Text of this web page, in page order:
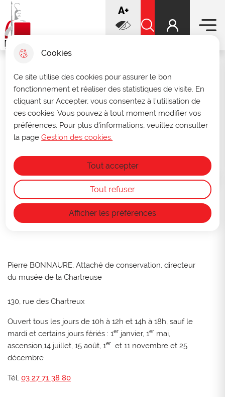
Cookies
Ce site utilise des cookies pour assurer le bon
fonctionnement et réaliser des statistiques de visite. En
cliquant sur Accepter, vous consentez à l'utilisation de
ces cookies. Vous pouvez à tout moment modifier vos
préférences. Pour plus d'informations, veuillez consulter
la pageGestion des cookies.
Afficher les préférences
Tout accepter
Tout refuser
au
menu
Aller au
contenu
principal
plan du
Infos ouverture des archives
municipales
Du 27 au 31 juillet, les archives seront
consultables uniquement sur rendez-vous
au 03 27 93 58 47ou par mail à
archives@ville-douai.fr
15 août.
Ville de Douai
decrease font
increase font
A+
Rechercher sur le
Musée de la Chartreuse
Accueil
Pierre BONNAURE, Attaché de conservation, directeur
du musée de la Chartreuse
130, rue des Chartreux
Ouvert tous les jours de 10h à 12h et 14h à 18h, sauf le
mardi et certains jours fériés : 1er janvier, 1er mai,
ascension,14 juillet, 15 août, 1er et 11 novembre et 25
décembre
Tél. 03 27 71 38 80